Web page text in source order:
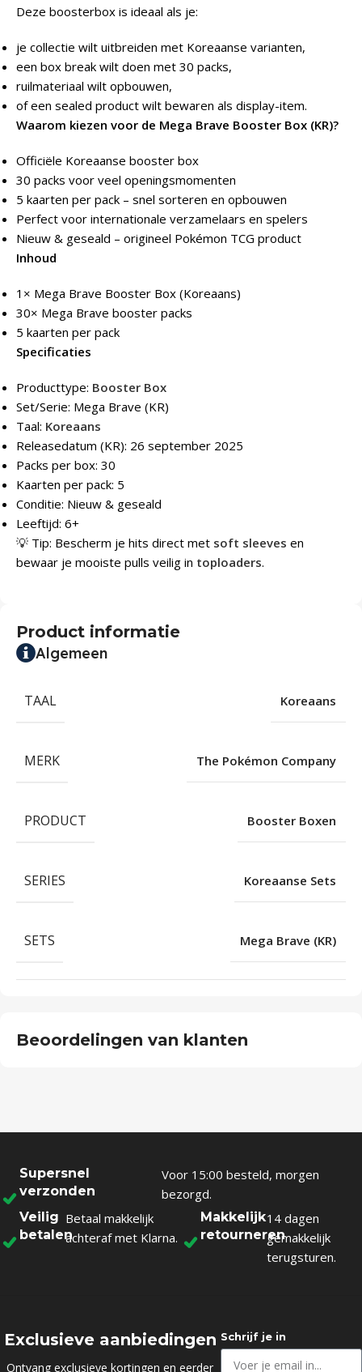
Deze boosterbox is ideaal als je:
je collectie wilt uitbreiden met Koreaanse varianten,
een box break wilt doen met 30 packs,
ruilmateriaal wilt opbouwen,
of een sealed product wilt bewaren als display-item.
Waarom kiezen voor de Mega Brave Booster Box (KR)?
Officiële Koreaanse booster box
30 packs voor veel openingsmomenten
5 kaarten per pack – snel sorteren en opbouwen
Perfect voor internationale verzamelaars en spelers
Nieuw & geseald – origineel Pokémon TCG product
Inhoud
1× Mega Brave Booster Box (Koreaans)
30× Mega Brave booster packs
5 kaarten per pack
Specificaties
Producttype: Booster Box
Set/Serie: Mega Brave (KR)
Taal: Koreaans
Releasedatum (KR): 26 september 2025
Packs per box: 30
Kaarten per pack: 5
Conditie: Nieuw & geseald
Leeftijd: 6+
💡 Tip: Bescherm je hits direct met soft sleeves en
bewaar je mooiste pulls veilig in toploaders.
Product informatie
Algemeen
TAAL Koreaans
MERK The Pokémon Company
PRODUCT Booster Boxen
SERIES Koreaanse Sets
SETS Mega Brave (KR)
Beoordelingen van klanten
Supersnel
verzonden
Voor 15:00 besteld, morgen
bezorgd.
Veilig
betalen
Betaal makkelijk
achteraf met Klarna.
Makkelijk
retourneren
14 dagen
gemakkelijk
terugsturen.
Exclusieve aanbiedingen
Ontvang exclusieve kortingen en eerder
Schrijf je in